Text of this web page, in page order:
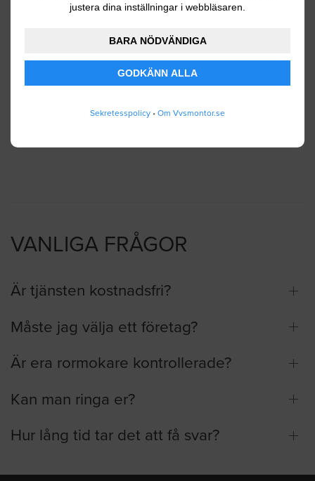
justera dina inställningar i webbläsaren.
BARA NÖDVÄNDIGA
GODKÄNN ALLA
Sekretesspolicy • Om Vvsmontor.se
använder mina personuppgifter enligt
SKICKA IN
VANLIGA FRÅGOR
Är tjänsten kostnadsfri?
Måste jag välja ett företag?
Är era rormokare kontrollerade?
Kan man ringa er?
Hur lång tid tar det att få svar?